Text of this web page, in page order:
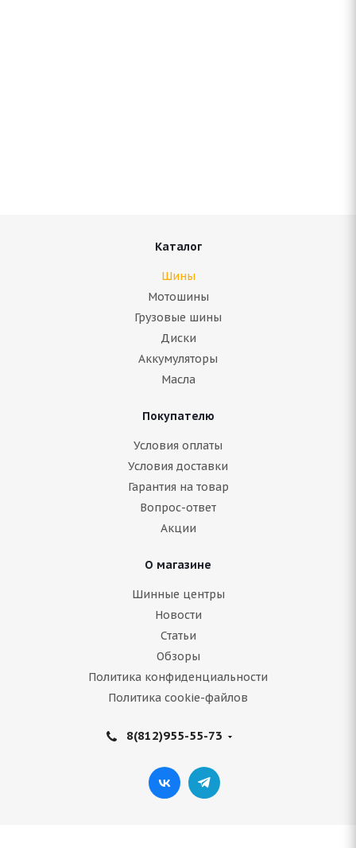
ARIVO Winmaster ProX ARW 5 255/55 R19 111H
В наличии (менее 4 шт.)
Каталог
Шины
Мотошины
Грузовые шины
Диски
Аккумуляторы
Масла
Покупателю
Условия оплаты
Условия доставки
Гарантия на товар
Вопрос-ответ
Акции
О магазине
Шинные центры
Новости
Статьи
Обзоры
Политика конфиденциальности
Политика cookie-файлов
8(812)955-55-73